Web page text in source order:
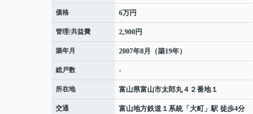
価格 6万円
管理/共益費 2,900円
築年月 2007年8月（築19年）
総戸数 -
所在地 富山県富山市太郎丸４２番地１
交通 富山地方鉄道１系統「 大町 」駅 徒歩4分